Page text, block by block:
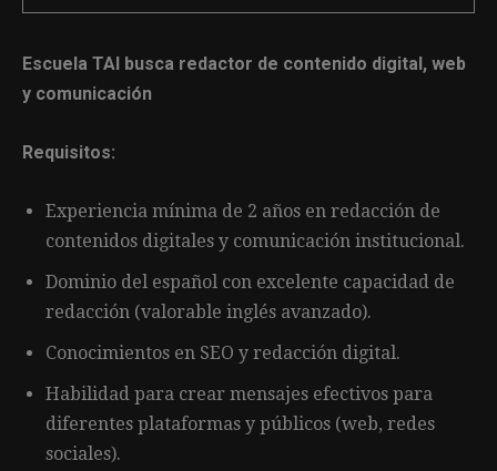
Escuela TAI busca redactor de contenido digital, web
y comunicación
Requisitos:
Experiencia mínima de 2 años en redacción de
contenidos digitales y comunicación institucional.
Dominio del español con excelente capacidad de
redacción (valorable inglés avanzado).
Conocimientos en SEO y redacción digital.
Habilidad para crear mensajes efectivos para
diferentes plataformas y públicos (web, redes
sociales).